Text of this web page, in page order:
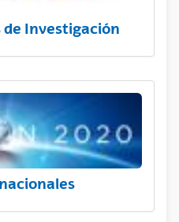
de Investigación